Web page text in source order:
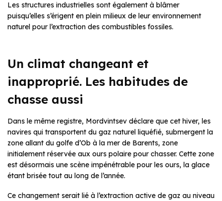
Les structures industrielles sont également à blâmer
puisqu’elles s’érigent en plein milieux de leur environnement
naturel pour l’extraction des combustibles fossiles.
Un climat changeant et
inapproprié. Les habitudes de
chasse aussi
Dans le même registre, Mordvintsev déclare que cet hiver, les
navires qui transportent du gaz naturel liquéfié, submergent la
zone allant du golfe d’Ob à la mer de Barents, zone
initialement réservée aux ours polaire pour chasser. Cette zone
est désormais une scène impénétrable pour les ours, la glace
étant brisée tout au long de l’année.
Ce changement serait lié à l’extraction active de gaz au niveau